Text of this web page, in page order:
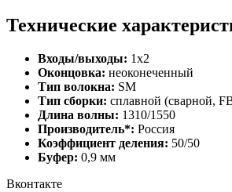
Технические
Входы/выходы: 1x2
Оконцовка: неоконеченный
Тип волокна: SM
Тип сборки: сплавной (сварной,
Длина волны: 1310/1550
Производитель*: Россия
Коэффициент деления: 50/50
Буфер: 0,9 мм
Вконтакте